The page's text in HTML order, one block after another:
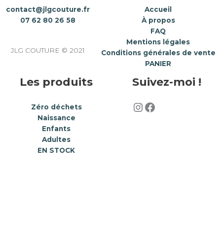
contact@jlgcouture.fr
07 62 80 26 58
JLG COUTURE © 2021
Accueil
À propos
FAQ
Mentions légales
Conditions générales de vente
PANIER
Les produits
Zéro déchets
Naissance
Enfants
Adultes
EN STOCK
Suivez-moi !